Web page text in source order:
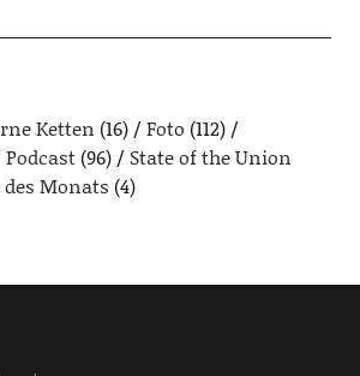
Ketten (16) Foto (112)
Podcast(96)
State of the Union
des Monats (4)